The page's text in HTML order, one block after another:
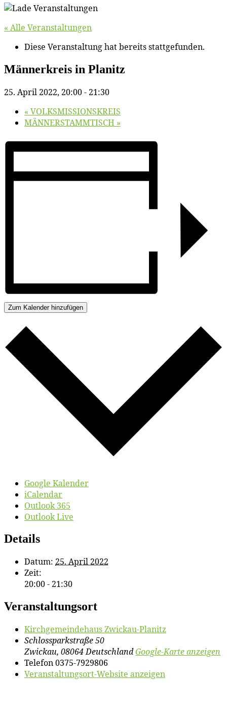
« Alle Veranstaltungen
Diese Veranstaltung hat bereits stattgefunden.
Män­ner­kreis in Planitz
25. April 2022, 20:00- 21:30
« VOLKSMISSIONSKREIS
MÄNNERSTAMMTISCH »
Zum Kalender hinzufügen
Google Kalender
iCalendar
Outlook 365
Outlook Live
Details
Datum: 25. April 2022
Zeit:
20:00 - 21:30
Veranstaltungsort
Kirch­ge­mein­de­haus Zwickau-Planitz
Schlossparkstraße 50
Zwickau, 08064DeutschlandGoogle-Karte anzeigen
Telefon0375-7929806
Veranstaltungsort-Website anzeigen